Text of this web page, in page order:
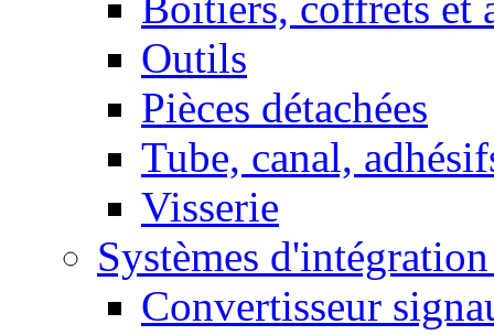
Outils
Pièces détachées
Tube, canal,
Visserie
Systèmes
Convertisseur